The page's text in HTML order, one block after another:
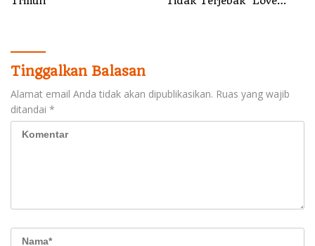
Tinggalkan Balasan
Alamat email Anda tidak akan dipublikasikan. Ruas yang wajib
ditandai *